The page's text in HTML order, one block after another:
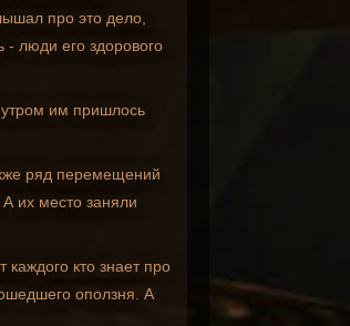
про это дело,
- люди его здорового
им пришлось
ряд перемещений
их место заняли
кто знает про
оползня. А